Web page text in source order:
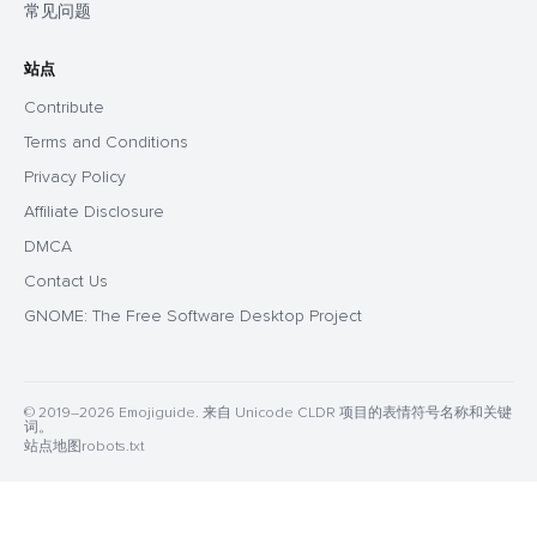
常见问题
站点
Contribute
Terms and Conditions
Privacy Policy
Affiliate Disclosure
DMCA
Contact Us
GNOME: The Free Software Desktop Project
© 2019–2026 Emojiguide. 来自 Unicode CLDR 项目的表情符号名称和关键
词。
站点地图 robots.txt